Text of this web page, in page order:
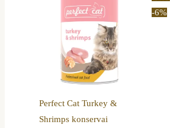
Perfect Cat Turkey &
Shrimps konservai
-6%